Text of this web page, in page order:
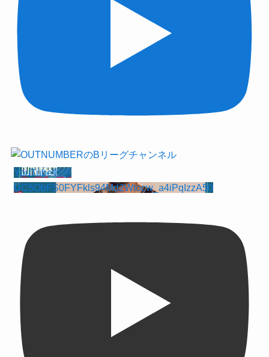
YouTube動画
UC5ObFS0FYFkls94Md2Wtocw_a4iPqIzzA50